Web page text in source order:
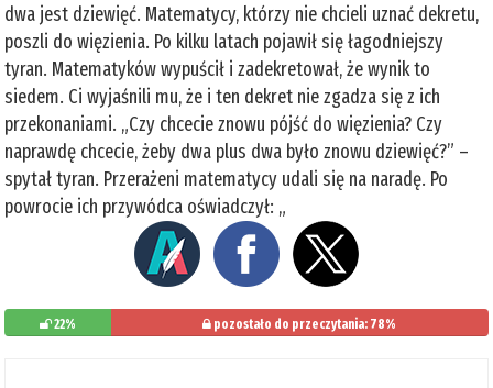
dwa jest dziewięć. Matematycy, którzy nie chcieli uznać dekretu,
poszli do więzienia. Po kilku latach pojawił się łagodniejszy
tyran. Matematyków wypuścił i zadekretował, że wynik to
siedem. Ci wyjaśnili mu, że i ten dekret nie zgadza się z ich
przekonaniami. „Czy chcecie znowu pójść do więzienia? Czy
naprawdę chcecie, żeby dwa plus dwa było znowu dziewięć?” –
spytał tyran. Przerażeni matematycy udali się na naradę. Po
powrocie ich przywódca oświadczył: „
22% pozostało do przeczytania: 78%